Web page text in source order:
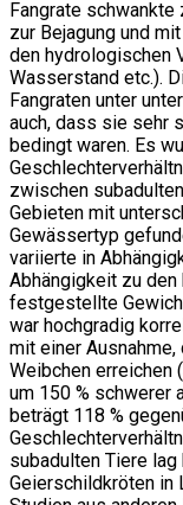
Fangrate
zur Bejagung und
den hydrologischen
Wasserstand etc.).
Fangraten unter
auch, dass sie sehr
bedingt waren. Es
zwischen
Gebieten mit
Gewässertyp
variierte in
Abhängigkeit zu
festgestellte
war hochgradig
mit einer
Weibchen erreichen
um 150 % schwerer
beträgt 118 %
subadulten Tiere
Geierschildkröten in